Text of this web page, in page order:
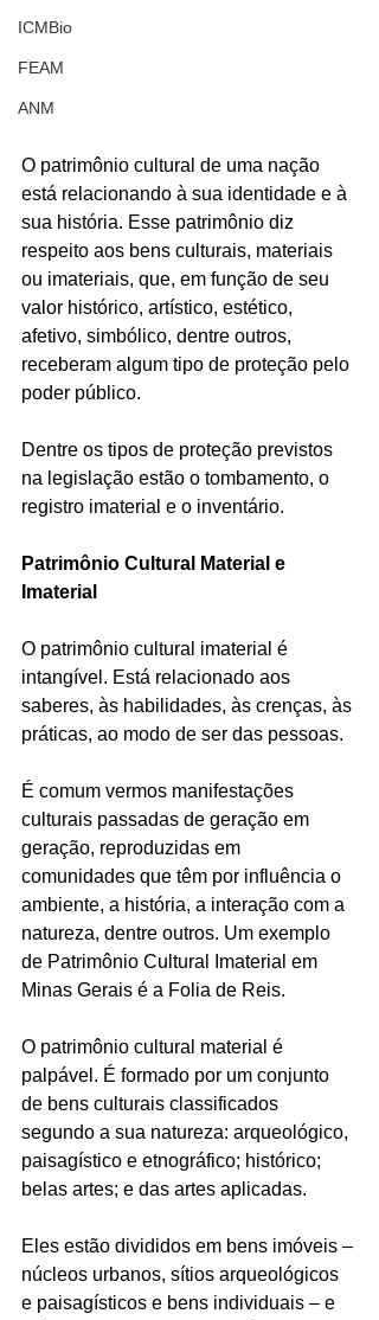
ICMBio
FEAM
ANM
O patrimônio cultural de uma nação
está relacionando à sua identidade e à
sua história. Esse patrimônio diz
respeito aos bens culturais, materiais
ou imateriais, que, em função de seu
valor histórico, artístico, estético,
afetivo, simbólico, dentre outros,
receberam algum tipo de proteção pelo
poder público.
Dentre os tipos de proteção previstos
na legislação estão o tombamento, o
registro imaterial e o inventário.
Patrimônio Cultural Material e
Imaterial
O patrimônio cultural imaterial é
intangível. Está relacionado aos
saberes, às habilidades, às crenças, às
práticas, ao modo de ser das pessoas.
É comum vermos manifestações
culturais passadas de geração em
geração, reproduzidas em
comunidades que têm por influência o
ambiente, a história, a interação com a
natureza, dentre outros. Um exemplo
de Patrimônio Cultural Imaterial em
Minas Gerais é a Folia de Reis.
O patrimônio cultural material é
palpável. É formado por um conjunto
de bens culturais classificados
segundo a sua natureza: arqueológico,
paisagístico e etnográfico; histórico;
belas artes; e das artes aplicadas.
Eles estão divididos em bens imóveis –
núcleos urbanos, sítios arqueológicos
e paisagísticos e bens individuais – e